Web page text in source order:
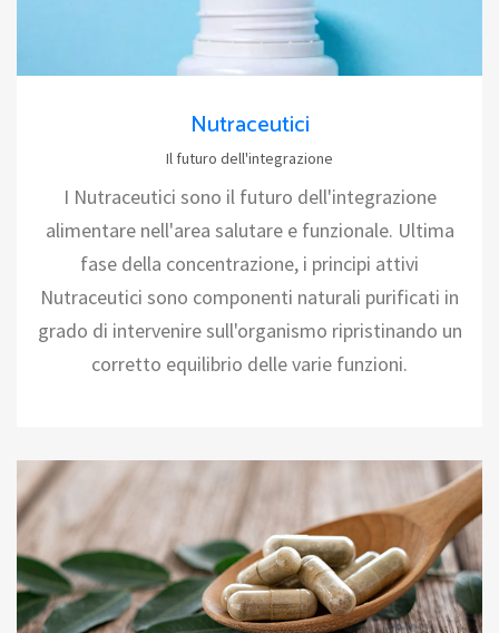
Nutraceutici
Il futuro dell'integrazione
I Nutraceutici sono il futuro dell'integrazione
alimentare nell'area salutare e funzionale. Ultima
fase della concentrazione, i principi attivi
Nutraceutici sono componenti naturali purificati in
grado di intervenire sull'organismo ripristinando un
corretto equilibrio delle varie funzioni.